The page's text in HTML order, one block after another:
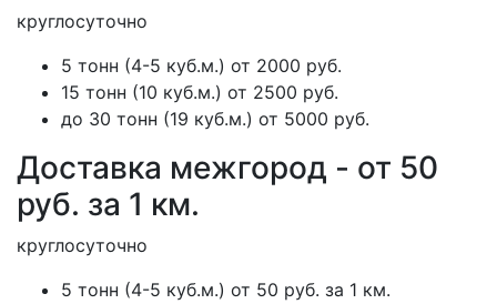
круглосуточно
5 тонн (4-5 куб.м.) от 2000 руб.
15 тонн (10 куб.м.) от 2500 руб.
до 30 тонн (19 куб.м.) от 5000 руб.
Доставка межгород - от 50
руб. за 1 км.
круглосуточно
5 тонн (4-5 куб.м.) от 50 руб. за 1 км.